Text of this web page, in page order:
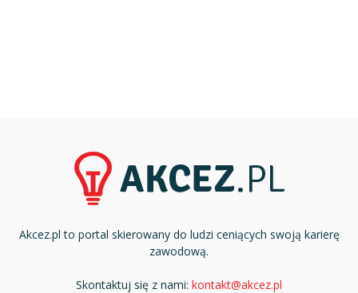
Akcez.pl to portal skierowany do ludzi ceniących swoją karierę
zawodową.
Skontaktuj się z nami: kontakt@akcez.pl